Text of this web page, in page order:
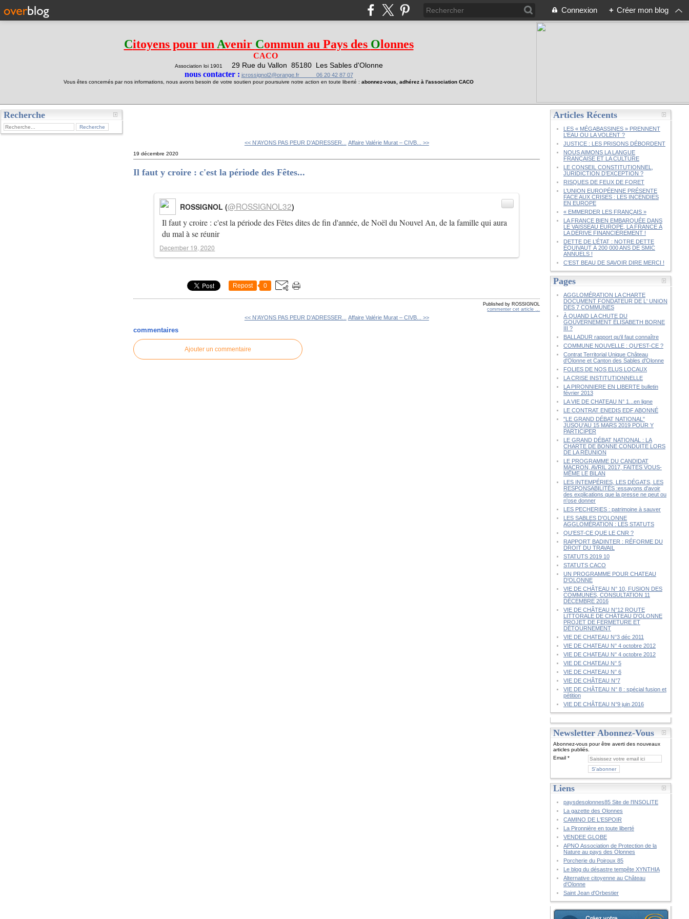
Connexion + Créer mon blog
Citoyens pour un Avenir Commun au Pays des Olonnes
CACO
Association loi 1901 29 Rue du Vallon 85180 Les Sables d'Olonne
nous contacter : jcrossignol2@orange.fr 06 20 42 87 07
Vous êtes concernés par nos informations, nous avons besoin de votre soutien pour poursuivre notre action en toute liberté : abonnez-vous, adhérez à l'association CACO
Recherche
<< N’AYONS PAS PEUR D’ADRESSER... Affaire Valérie Murat – CIVB... >>
19 décembre 2020
Il faut y croire : c'est la période des Fêtes...
Il faut y croire : c'est la période des Fêtes dites de fin d'année, de Noël du Nouvel An, de la famille qui aura
du mal à se réunir
ROSSIGNOL (@ROSSIGNOL32)
December 19, 2020
Repost 0
Published by ROSSIGNOL
commenter cet article
<< N’AYONS PAS PEUR D’ADRESSER... Affaire Valérie Murat – CIVB... >>
commentaires
Ajouter un commentaire
Articles Récents
LES « MÉGABASSINES » PRENNENT
L’EAU OU LA VOLENT ?
JUSTICE : LES PRISONS DÉBORDENT
NOUS AIMONS LA LANGUE
FRANÇAISE ET LA CULTURE
LE CONSEIL CONSTITUTIONNEL,
JURIDICTION D’EXCEPTION ?
RISQUES DE FEUX DE FORET
L’UNION EUROPÉENNE PRÉSENTE
FACE AUX CRISES : LES INCENDIES
EN EUROPE
« EMMERDER LES FRANÇAIS »
LA FRANCE BIEN EMBARQUÉE DANS
LE VAISSEAU EUROPE, LA FRANCE À
LA DÉRIVE FINANCIÈREMENT !
DETTE DE L’ÉTAT : NOTRE DETTE
ÉQUIVAUT À 200 000 ANS DE SMIC
ANNUELS !
C’EST BEAU DE SAVOIR DIRE MERCI !
Pages
AGGLOMÉRATION LA CHARTE
DOCUMENT FONDATEUR DE L' UNION
DES 7 COMMUNES
À QUAND LA CHUTE DU
GOUVERNEMENT ÉLISABETH BORNE
III ?
BALLADUR rapport qu'il faut connaître
COMMUNE NOUVELLE : QU'EST-CE ?
Contrat Territorial Unique Château
d'Olonne et Canton des Sables d'Olonne
FOLIES DE NOS ELUS LOCAUX
LA CRISE INSTITUTIONNELLE
LA PIRONNIERE EN LIBERTE bulletin
février 2013
LA VIE DE CHATEAU N° 1...en ligne
LE CONTRAT ENEDIS EDF ABONNÉ
"LE GRAND DÉBAT NATIONAL"
JUSQU'AU 15 MARS 2019 POUR Y
PARTICIPER
LE GRAND DÉBAT NATIONAL : LA
CHARTE DE BONNE CONDUITE LORS
DE LA RÉUNION
LE PROGRAMME DU CANDIDAT
MACRON, AVRIL 2017, FAITES VOUS-
MÊME LE BILAN
LES INTEMPÉRIES, LES DÉGATS, LES
RESPONSABILITÉS :essayons d'avoir
des explications que la presse ne peut ou
n'ose donner
LES PECHERIES : patrimoine à sauver
LES SABLES D'OLONNE
AGGLOMÉRATION : LES STATUTS
QU’EST-CE QUE LE CNR ?
RAPPORT BADINTER : RÉFORME DU
DROIT DU TRAVAIL
STATUTS 2019 10
STATUTS CACO
UN PROGRAMME POUR CHATEAU
D'OLONNE
VIE DE CHÂTEAU N° 10, FUSION DES
COMMUNES, CONSULTATION 11
DÉCEMBRE 2016
VIE DE CHÂTEAU N°12 ROUTE
LITTORALE DE CHÂTEAU D'OLONNE
PROJET DE FERMETURE ET
DÉTOURNEMENT
VIE DE CHATEAU N°3 déc 2011
VIE DE CHATEAU N° 4 octobre 2012
VIE DE CHATEAU N° 4 octobre 2012
VIE DE CHATEAU N° 5
VIE DE CHATEAU N° 6
VIE DE CHÂTEAU N°7
VIE DE CHÂTEAU N° 8 : spécial fusion et
pétition
VIE DE CHÂTEAU N°9 juin 2016
Newsletter Abonnez-Vous
Abonnez-vous pour être averti des nouveaux
articles publiés.
Email
Liens
paysdesolonnes85 Site de l'INSOLITE
La gazette des Olonnes
CAMINO DE L'ESPOIR
La Pironnière en toute liberté
VENDEE GLOBE
APNO Association de Protection de la
Nature au pays des Olonnes
Porcherie du Poiroux 85
Le blog du désastre tempête XYNTHIA
Alternative citoyenne au Château
d'Olonne
Saint Jean d'Orbestier